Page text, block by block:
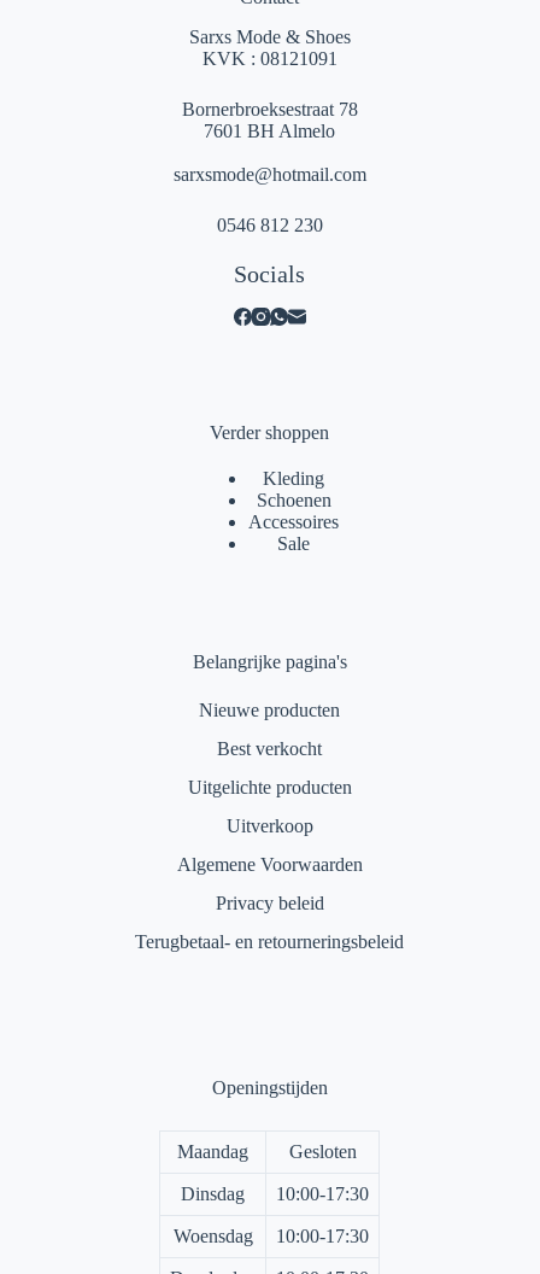
Sarxs Mode & Shoes
KVK : 08121091
Bornerbroeksestraat 78
7601 BH Almelo
sarxsmode@hotmail.com
0546 812 230
Socials
Verder shoppen
Kleding
Schoenen
Accessoires
Sale
Belangrijke pagina's
Nieuwe producten
Best verkocht
Uitgelichte producten
Uitverkoop
Algemene Voorwaarden
Privacy beleid
Terugbetaal- en retourneringsbeleid
Openingstijden
Maandag Gesloten
Dinsdag 10:00-17:30
Woensdag 10:00-17:30